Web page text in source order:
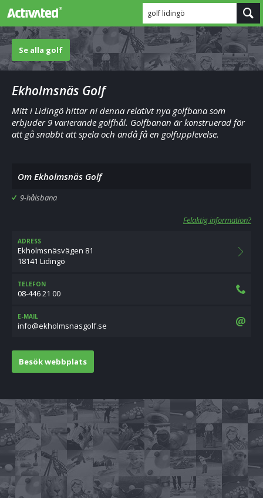
golf lidingö
Se alla golf
Ekholmsnäs Golf
Mitt i Lidingö hittar ni denna relativt nya golfbana som
erbjuder 9 varierande golfhål. Golfbanan är konstruerad för
att gå snabbt att spela och ändå få en golfupplevelse.
Om Ekholmsnäs Golf
9-hålsbana
Felaktig information?
ADRESS
Ekholmsnäsvägen 81
18141 Lidingö
TELEFON
08-446 21 00
E-MAIL
es.flogsansmlohke@ofni
Besök webbplats